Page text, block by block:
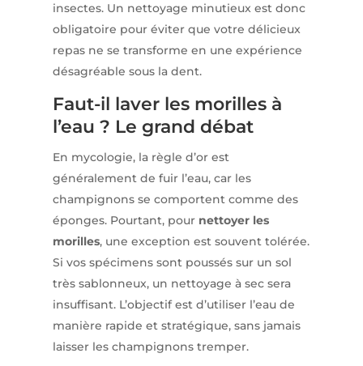
insectes. Un nettoyage minutieux est donc
obligatoire pour éviter que votre délicieux
repas ne se transforme en une expérience
désagréable sous la dent.
Faut-il laver les morilles à
l’eau ? Le grand débat
En mycologie, la règle d’or est
généralement de fuir l’eau, car les
champignons se comportent comme des
éponges. Pourtant, pour nettoyer les
morilles, une exception est souvent tolérée.
Si vos spécimens sont poussés sur un sol
très sablonneux, un nettoyage à sec sera
insuffisant. L’objectif est d’utiliser l’eau de
manière rapide et stratégique, sans jamais
laisser les champignons tremper.